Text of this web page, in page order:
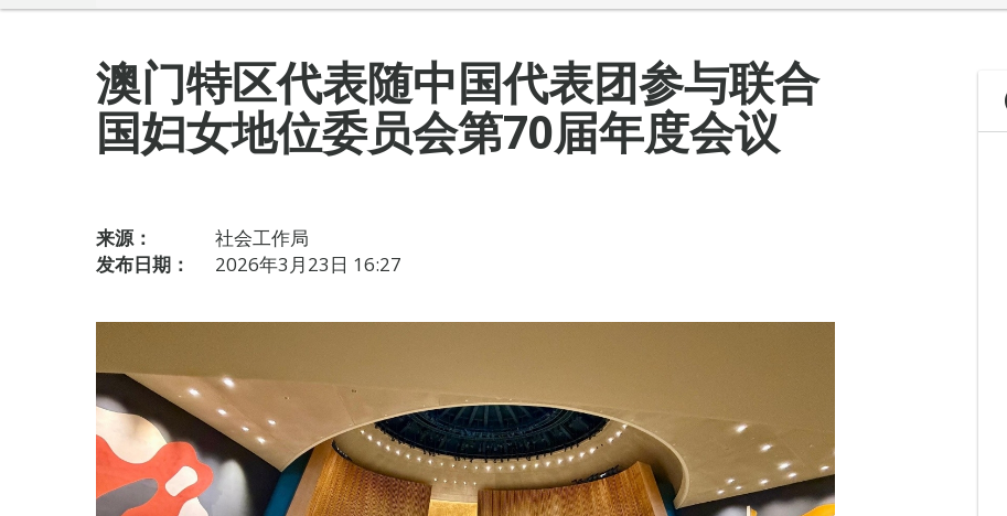
澳门特区代表随中国代表团参与联合
国妇女地位委员会第70届年度会议
来源：
社会工作局
发布日期：
2026年3月23日 16:27